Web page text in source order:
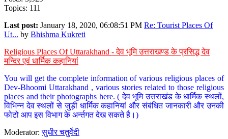
Topics: 111
Last post: January 18, 2020, 06:08:51 PM Re: Tourist Places Of
Ut... by Bhishma Kukreti
Religious Places Of Uttarakhand - देव भूमि उत्तराखण्ड के प्रसिद्ध देव
मन्दिर एवं धार्मिक कहानियां
You will get the complete information of various religious places of
Dev-Bhoomi Uttarakhand , various stories related to those religious
places and their photographs here. ( देव भूमि उत्तराखंड के धार्मिक स्थलों,
विभिन्न देव स्थलों से जुड़ी धार्मिक कहानियां और संबंधित जानकारी और उनकी
फोटो आप इस विभाग के अर्न्तगत देख सकते है।)
Moderator:सुधीर चतुर्वेदी